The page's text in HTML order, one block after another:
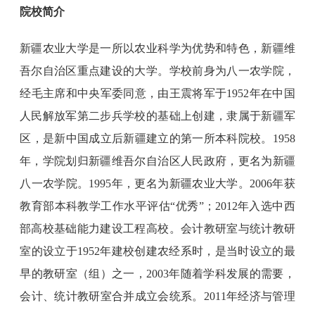
院校简介
新疆农业大学是一所以农业科学为优势和特色，新疆维
吾尔自治区重点建设的大学。学校前身为八一农学院，
经毛主席和中央军委同意，由王震将军于1952年在中国
人民解放军第二步兵学校的基础上创建，隶属于新疆军
区，是新中国成立后新疆建立的第一所本科院校。1958
年，学院划归新疆维吾尔自治区人民政府，更名为新疆
八一农学院。1995年，更名为新疆农业大学。2006年获
教育部本科教学工作水平评估“优秀”；2012年入选中西
部高校基础能力建设工程高校。会计教研室与统计教研
室的设立于1952年建校创建农经系时，是当时设立的最
早的教研室（组）之一，2003年随着学科发展的需要，
会计、统计教研室合并成立会统系。2011年经济与管理